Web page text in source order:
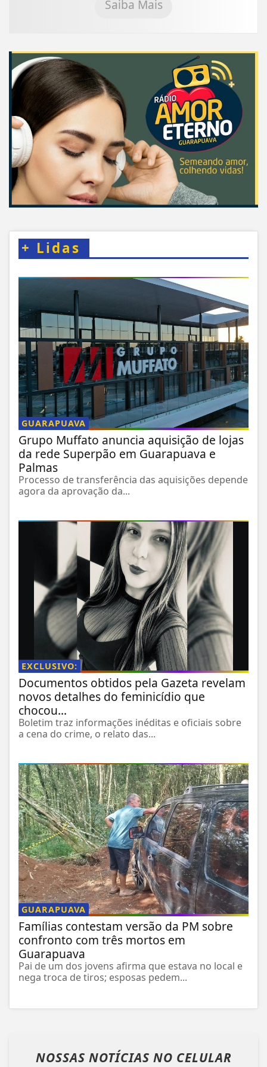
Saiba Mais
+ Lidas
GUARAPUAVA
Grupo Muffato anuncia aquisição de lojas
da rede Superpão em Guarapuava e
Palmas
Processo de transferência das aquisições depende
agora da aprovação da...
EXCLUSIVO:
Documentos obtidos pela Gazeta revelam
novos detalhes do feminicídio que
chocou...
Boletim traz informações inéditas e oficiais sobre
a cena do crime, o relato das...
GUARAPUAVA
Famílias contestam versão da PM sobre
confronto com três mortos em
Guarapuava
Pai de um dos jovens afirma que estava no local e
nega troca de tiros; esposas pedem...
NOSSAS NOTÍCIAS NO CELULAR